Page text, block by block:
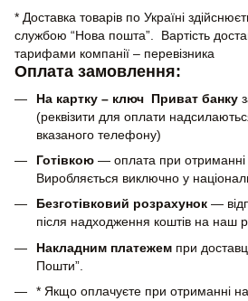
* Доставка товарів по Україні
службою “Нова пошта”. Вартість
тарифами компанії – перевізника
Оплата замовлення:
На картку – ключ Приват банку
(реквізити для оплати
вказаного телефону)
Готівкою — оплата при отриманні
Виробляється виключно у
Безготівковий розрахунок —
після надходження коштів на наш
Накладним платежем при
Пошти”.
* Якщо оплачуєте при отриманні